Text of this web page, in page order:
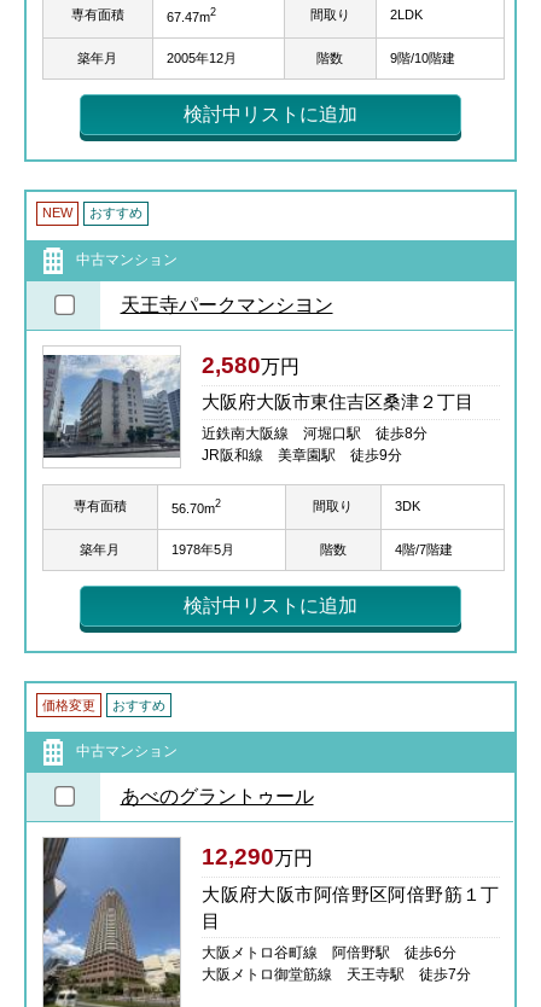
専有面積 67.47m2 間取り 2LDK
築年月 2005年12月 階数 9階/10階建
検討中リストに追加
NEW おすすめ
中古マンション
天王寺パークマンシヨン
2,580万円
大阪府大阪市東住吉区桑津２丁目
近鉄南大阪線 河堀口駅 徒歩8分
JR阪和線 美章園駅 徒歩9分
専有面積 56.70m2 間取り 3DK
築年月 1978年5月 階数 4階/7階建
検討中リストに追加
価格変更 おすすめ
中古マンション
あべのグラントゥール
12,290万円
大阪府大阪市阿倍野区阿倍野筋１丁
目
大阪メトロ谷町線 阿倍野駅 徒歩6分
大阪メトロ御堂筋線 天王寺駅 徒歩7分